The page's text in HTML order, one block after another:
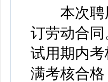
本次聘用
订劳动合
试用期内
满考核合